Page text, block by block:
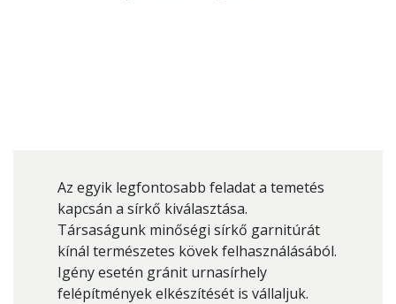
Az egyik legfontosabb feladat a temetés
kapcsán a sírkő kiválasztása.
Társaságunk minőségi sírkő garnitúrát
kínál természetes kövek felhasználásából.
Igény esetén gránit urnasírhely
felépítmények elkészítését is vállaljuk.